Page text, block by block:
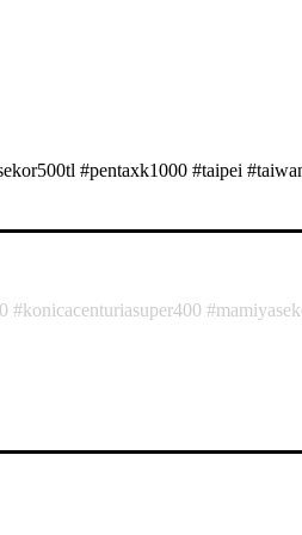
#pentaxk1000 #taipei
konicacenturiasuper400